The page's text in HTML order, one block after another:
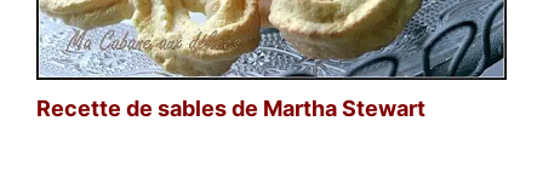
Recette de sables de Martha Stewart